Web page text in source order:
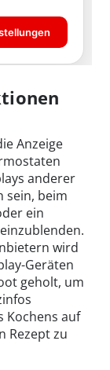
Anzeige
anderer
sein, beim
ein
wird
Geräten
geholt, um
Kochens auf
Rezept zu